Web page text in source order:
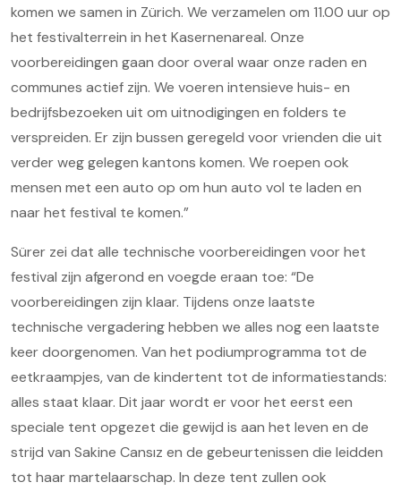
komen we samen in Zürich. We verzamelen om 11.00 uur op
het festivalterrein in het Kasernenareal. Onze
voorbereidingen gaan door overal waar onze raden en
communes actief zijn. We voeren intensieve huis- en
bedrijfsbezoeken uit om uitnodigingen en folders te
verspreiden. Er zijn bussen geregeld voor vrienden die uit
verder weg gelegen kantons komen. We roepen ook
mensen met een auto op om hun auto vol te laden en
naar het festival te komen.”
Sürer zei dat alle technische voorbereidingen voor het
festival zijn afgerond en voegde eraan toe: “De
voorbereidingen zijn klaar. Tijdens onze laatste
technische vergadering hebben we alles nog een laatste
keer doorgenomen. Van het podiumprogramma tot de
eetkraampjes, van de kindertent tot de informatiestands:
alles staat klaar. Dit jaar wordt er voor het eerst een
speciale tent opgezet die gewijd is aan het leven en de
strijd van Sakine Cansız en de gebeurtenissen die leidden
tot haar martelaarschap. In deze tent zullen ook